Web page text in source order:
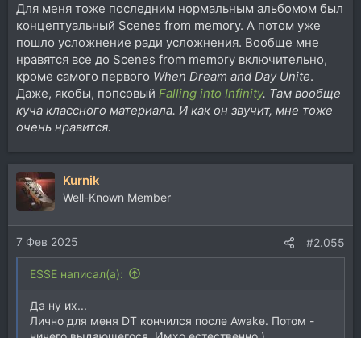
Для меня тоже последним нормальным альбомом был
концептуальный Scenes from memory. А потом уже
пошло усложнение ради усложнения. Вообще мне
нравятся все до Scenes from memory включительно,
кроме самого первого When Dream and Day Unite.
Даже, якобы, попсовый Falling into Infinity. Там вообще
куча классного материала. И как он звучит, мне тоже
очень нравится.
Kurnik
Well-Known Member
7 Фев 2025 #2.055
ESSE написал(а):
Да ну их...
Лично для меня DT кончился после Awake. Потом -